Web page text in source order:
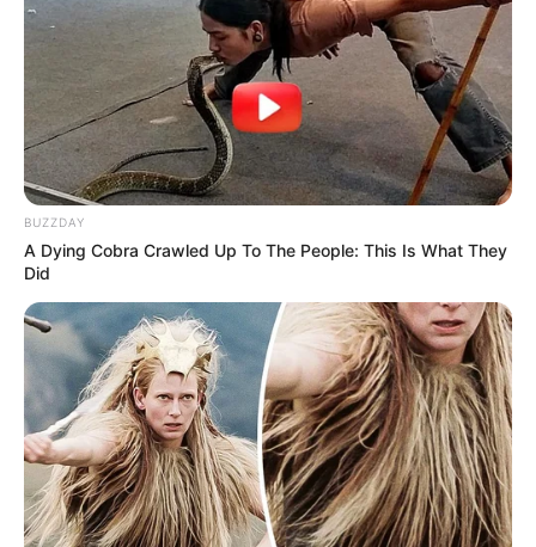
BUZZDAY
A Dying Cobra Crawled Up To The People: This Is What They
Did